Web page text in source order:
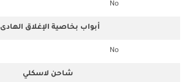
No
أبواب بخاصية الإغلاق
No
شاحن لاسكلي